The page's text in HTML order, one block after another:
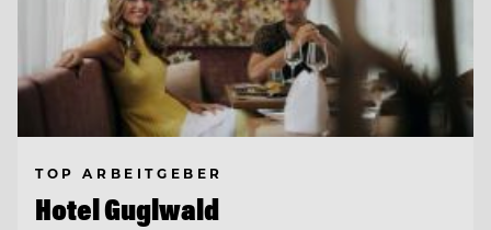
TOP ARBEITGEBER
Hotel Guglwald